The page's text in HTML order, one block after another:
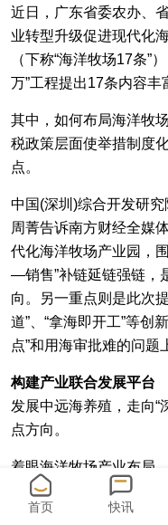
近日，广东省委农办、
业转型升级促进现代化
（下称“海洋牧场17条”
万”工程提出17条内容丰
其中，如何布局海洋牧
税政策层面使举措制度
点。
中国(深圳)综合开发研
周菁告诉南方财经全媒
代化海洋牧场产业园
—销售”补链延链强链，
向。另一重点则是此次
道”、“拿海即开工”等创
点”和用海审批难的问题
构建产业联合发展平台
发展中远海养殖，走向“
点方向。
着眼海洋牧场产业布局
浪强的新型桁架类网箱
型养殖工船，支持具备
首页 快讯